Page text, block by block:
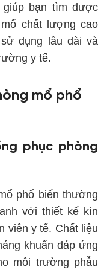
bạn tìm được
chất lượng cao
dụng lâu dài và
y tế.
mổ phổ
phục phòng
phổ biến thường
với thiết kế kín
viên y tế. Chất liệu
khuẩn đáp ứng
môi trường phẫu